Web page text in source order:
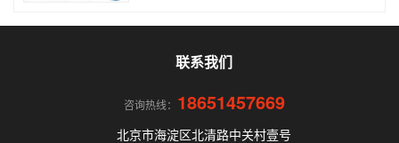
联系我们
咨询热线： 18651457669
北京市海淀区北清路中关村壹号